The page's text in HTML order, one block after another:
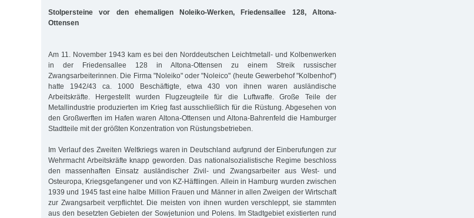
Stolpersteine vor den ehemaligen Noleiko-Werken, Friedensallee 128, Altona-
Ottensen
Am 11. November 1943 kam es bei den Norddeutschen Leichtmetall- und Kolbenwerken
in der Friedensallee 128 in Altona-Ottensen zu einem Streik russischer
Zwangsarbeiterinnen. Die Firma "Noleiko" oder "Noleico" (heute Gewerbehof "Kolbenhof")
hatte 1942/43 ca. 1000 Beschäftigte, etwa 430 von ihnen waren ausländische
Arbeitskräfte. Hergestellt wurden Flugzeugteile für die Luftwaffe. Große Teile der
Metallindustrie produzierten im Krieg fast ausschließlich für die Rüstung. Abgesehen von
den Großwerften im Hafen waren Altona-Ottensen und Altona-Bahrenfeld die Hamburger
Stadtteile mit der größten Konzentration von Rüstungsbetrieben.
Im Verlauf des Zweiten Weltkriegs waren in Deutschland aufgrund der Einberufungen zur
Wehrmacht Arbeitskräfte knapp geworden. Das nationalsozialistische Regime beschloss
den massenhaften Einsatz ausländischer Zivil- und Zwangsarbeiter aus West- und
Osteuropa, Kriegsgefangener und von KZ-Häftlingen. Allein in Hamburg wurden zwischen
1939 und 1945 fast eine halbe Million Frauen und Männer in allen Zweigen der Wirtschaft
zur Zwangsarbeit verpflichtet. Die meisten von ihnen wurden verschleppt, sie stammten
aus den besetzten Gebieten der Sowjetunion und Polens. Im Stadtgebiet existierten rund